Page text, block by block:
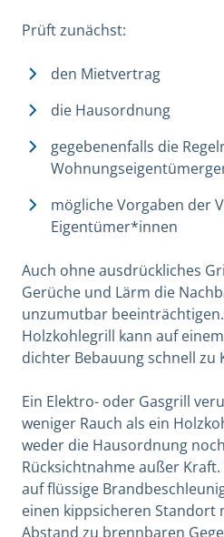
Prüft zunächst:
den Mietvertrag
die Hausordnung
gegebenenfalls die
mögliche Vorgaben der
Eigentümer*innen
Auch ohne ausdrückliches
Gerüche und Lärm die
unzumutbar
Holzkohlegrill kann auf
dichter Bebauung schnell zu
Ein Elektro- oder Gasgrill
weniger Rauch als ein
weder die Hausordnung
Rücksichtnahme außer
auf flüssige
einen kippsicheren Standort
Abstand zu brennbaren